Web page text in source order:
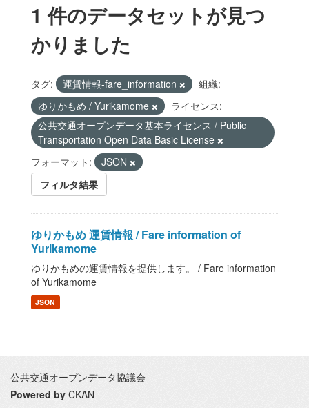
1 件のデータセットが見つ
かりました
タグ: 運賃情報-fare_information
組織:
ゆりかもめ / Yurikamome
ライセンス:
公共交通オープンデータ基本ライセンス / Public
Transportation Open Data Basic License
フォーマット:
JSON
フィルタ結果
ゆりかもめ 運賃情報 / Fare information of
Yurikamome
ゆりかもめの運賃情報を提供します。 / Fare information
of Yurikamome
JSON
公共交通オープンデータ協議会
Powered by CKAN